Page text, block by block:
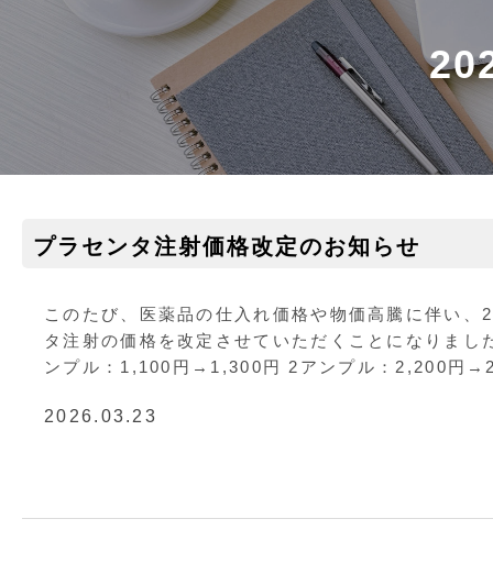
プラセンタ注射価格改定のお知らせ
このたび、医薬品の仕入れ価格や物価高騰に伴い
タ注射の価格を改定させていただくことになりま
ンプル：1,100円→1,300円 2アンプル：2,200円
2026.03.23